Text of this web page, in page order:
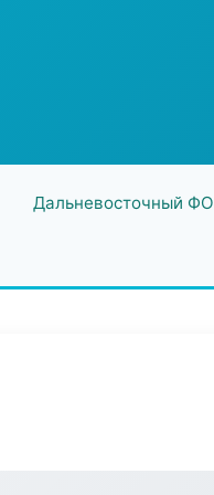
Дальневосточный ФО